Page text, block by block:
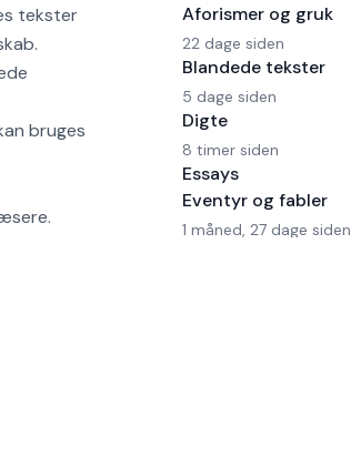
tekster
bruges
Aforismer og gruk
22 dage siden
Blandede tekster
5 dage siden
Digte
8 timer siden
Essays
Eventyr og fabler
1 måned, 27 dage siden